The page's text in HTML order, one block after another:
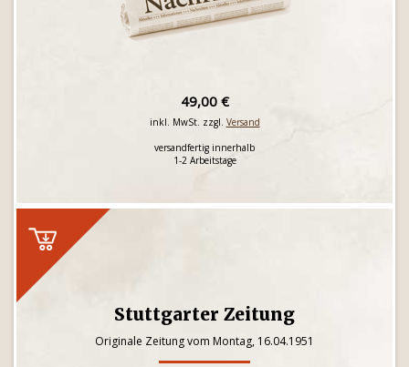
49,00 €
inkl. MwSt. zzgl. Versand
versandfertig innerhalb
1-2 Arbeitstage
Stuttgarter Zeitung
Originale Zeitung vom Montag, 16.04.1951